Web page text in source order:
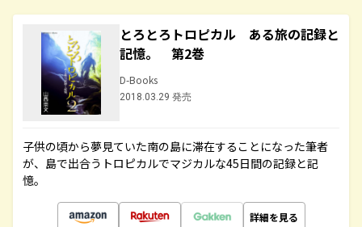
とろとろトロピカル ある旅の記録と
記憶。 第2巻
D-Books
2018.03.29 発売
子供の頃から夢見ていた南の島に滞在することになった筆者
が、島で出合うトロピカルでマジカルな45日間の記録と記
憶。
詳細を見る